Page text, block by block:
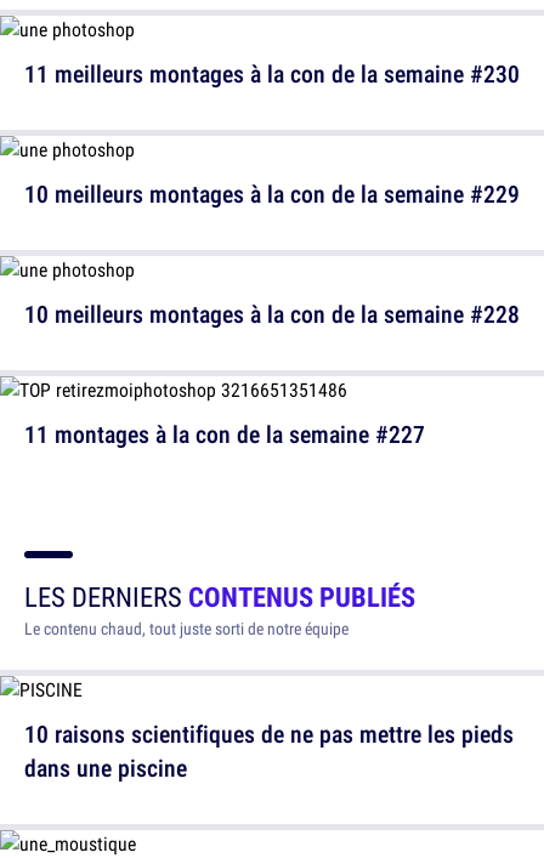
10 meilleurs montages à la con de la semaine #229
11 montages à la con de la semaine #227
11 meilleurs montages à la con de la semaine #230
10 meilleurs montages à la con de la semaine #228
LES DERNIERS CONTENUS PUBLIÉS
Le contenu chaud, tout juste sorti de notre équipe
10 raisons scientifiques de ne pas mettre les pieds
dans une piscine